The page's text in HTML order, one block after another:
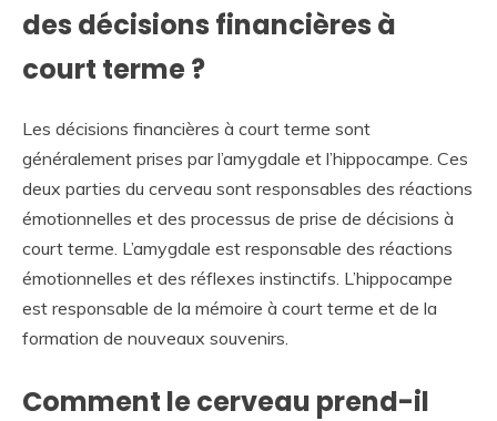
des décisions financières à
court terme ?
Les décisions financières à court terme sont
généralement prises par l’amygdale et l’hippocampe. Ces
deux parties du cerveau sont responsables des réactions
émotionnelles et des processus de prise de décisions à
court terme. L’amygdale est responsable des réactions
émotionnelles et des réflexes instinctifs. L’hippocampe
est responsable de la mémoire à court terme et de la
formation de nouveaux souvenirs.
Comment le cerveau prend-il